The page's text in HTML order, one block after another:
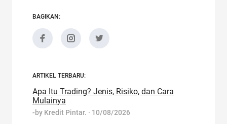
BAGIKAN:
ARTIKEL TERBARU:
Apa Itu Trading? Jenis, Risiko, dan Cara
Mulainya
-by Kredit Pintar. · 10/08/2026